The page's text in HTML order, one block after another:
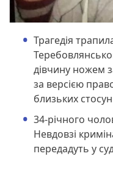
Трагедія
дівчину ножем
за версією
близьких
34-річного
Невдовзі
передадуть у